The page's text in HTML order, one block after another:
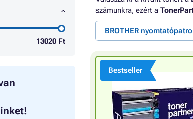
13020 Ft
számunkra, ezért a
BROTHER
Bestseller